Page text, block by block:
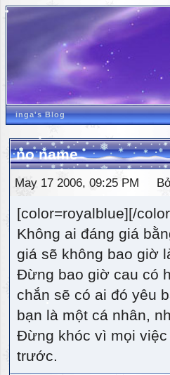
inga's Blog
no name
May 17 2006, 09:25 PM
[color=royalblue][/
Không ai đáng giá
giá sẽ không bao giờ
Đừng bao giờ cau có
chắn sẽ có ai đó yêu
bạn là một cá nhân,
Đừng khóc vì mọi
trước.